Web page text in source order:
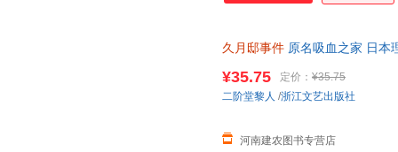
久月邸事件 原名吸血之家 日本
¥35.75 定价： ¥35.75
河南建农图书专营店
二阶堂黎人 /浙江文艺出版社